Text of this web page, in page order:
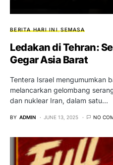
BERITA HARI INI SEMASA
Ledakan di Tehran:
Gegar Asia Barat
Tentera Israel mengumumkan
melancarkan gelombang
dan nuklear Iran, dalam satu…
BY ADMIN JUNE 13, 2025 NO